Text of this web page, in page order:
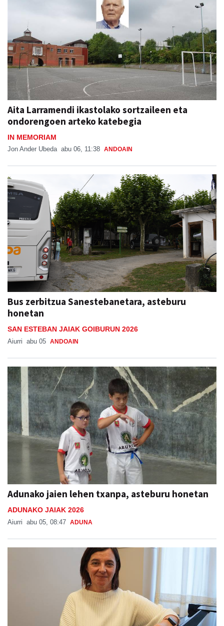
Aita Larramendi ikastolako sortzaileen eta
ondorengoen arteko katebegia
IN MEMORIAM
Jon Ander Ubeda abu 06, 11:38 ANDOAIN
Bus zerbitzua Sanestebanetara, asteburu
honetan
SAN ESTEBAN JAIAK GOIBURUN 2026
Aiurri abu 05 ANDOAIN
Adunako jaien lehen txanpa, asteburu honetan
ADUNAKO JAIAK 2026
Aiurri abu 05, 08:47 ADUNA